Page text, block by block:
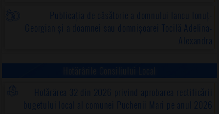
Publicația de căsătorie a domnului Iancu Ionuț-
Georgian și a doamnei sau domnișoarei Tocilă Adelina-
Alexandra
Hotărârea 32 din 2026 privind aprobarea rectificării
bugetului local al comunei Puchenii Mari pe anul 2026